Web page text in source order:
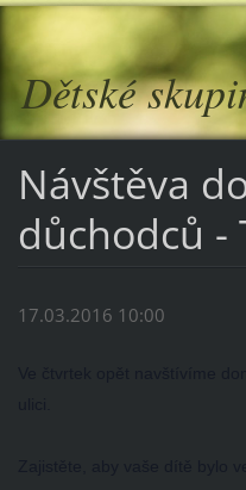
Dětské
Návštěva
důchodců -
17.03.2016 10:00